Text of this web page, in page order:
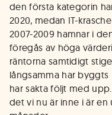
den första kategorin
2020, medan IT-
2007-2009 hamnar i
föregås av höga
räntorna samtidigt
långsamma har
har sakta följt med
det vi nu är inne i är en